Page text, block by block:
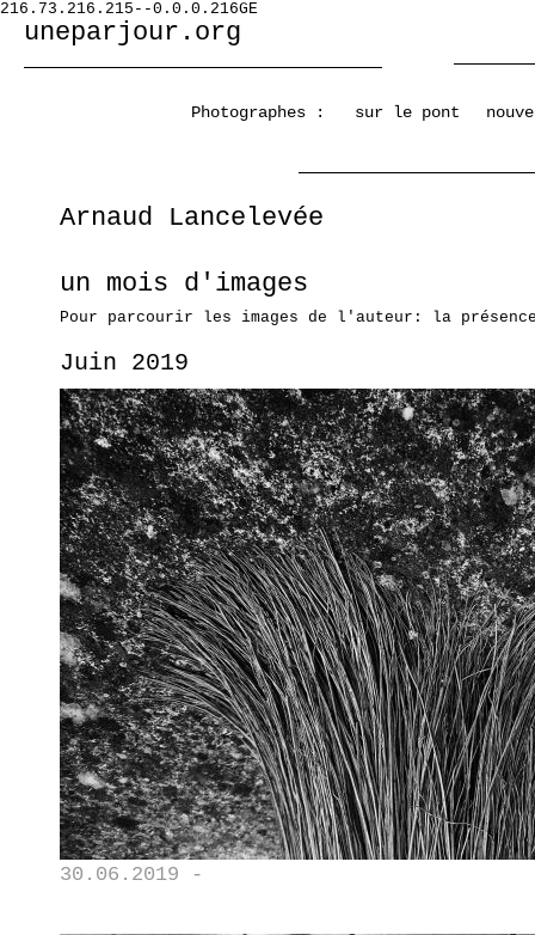
216.73.216.215--0.0.0.216GE
uneparjour.org
Photographes : sur le pont
Arnaud Lancelevée
un mois d'images
Pour parcourir les images de l'auteur: la
Juin 2019
30.06.2019 -